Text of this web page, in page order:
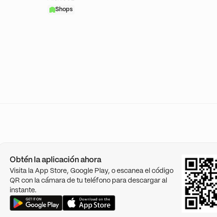
Shops
Obtén la aplicación ahora
Visita la App Store, Google Play, o escanea el código
QR con la cámara de tu teléfono para descargar al
instante.